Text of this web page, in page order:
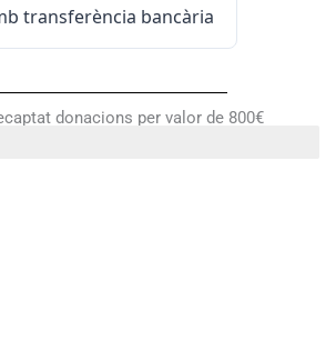
transferència bancària
donacions per valor de 800€